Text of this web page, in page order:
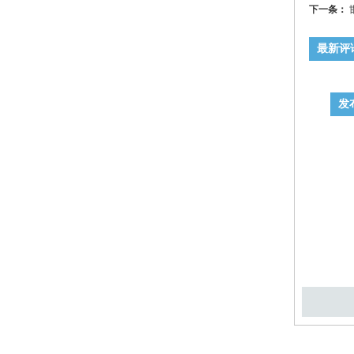
下一条：
最新评
发